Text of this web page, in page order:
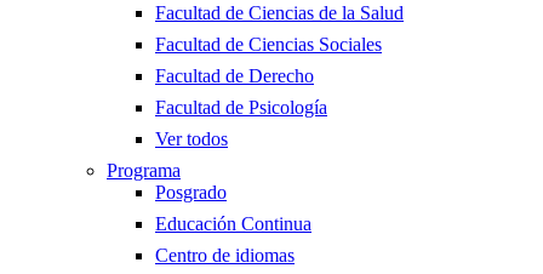
Facultad de Ciencias de la Salud
Facultad de Ciencias Sociales
Facultad de Derecho
Facultad de Psicología
Ver todos
Programa
Posgrado
Educación Continua
Centro de idiomas